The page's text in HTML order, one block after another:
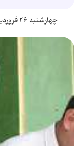
چهارشنبه ۲۶ فروردین ۱۳۸۸ - ۰۰:۰۰